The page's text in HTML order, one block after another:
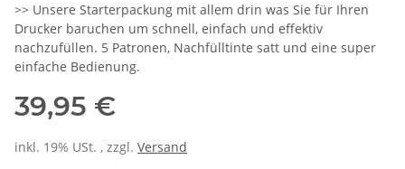
>> Unsere Starterpackung mit allem drin was Sie für Ihren
Drucker baruchen um schnell, einfach und effektiv
nachzufüllen. 5 Patronen, Nachfülltinte satt und eine super
einfache Bedienung.
39,95 €
inkl. 19% USt. , zzgl. Versand